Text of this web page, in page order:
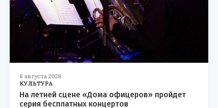
6 августа 2026
КУЛЬТУРА
На летней сцене «Дома офицеров» пройдет
серия бесплатных концертов